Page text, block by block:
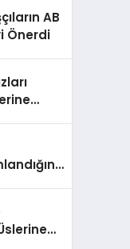
AB
Önerdi